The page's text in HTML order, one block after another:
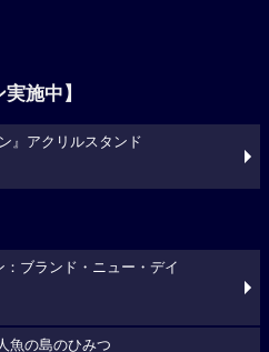
施中】
』アクリルスタンド
ブランド・ニュー・デイ
魚の島のひみつ